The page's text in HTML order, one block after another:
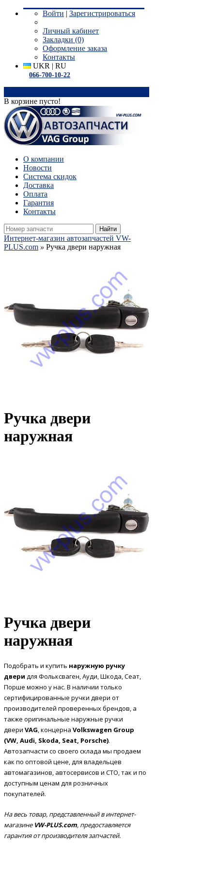
Войти | Зарегистрироваться
Личный кабинет
Закладки (0)
Оформление заказа
Контакты
UKR | RU
066-700-10-22
В корзине пусто!
О компании
Новости
Система скидок
Доставка
Оплата
Гарантия
Контакты
Найти
Интернет-магазин автозапчастей VW-
PLUS.com » Ручка двери наружная
Ручка двери
наружная
Ручка двери
наружная
Подобрать и купить наружную ручку
двери для Фольксваген, Ауди, Шкода, Сеат,
Порше можно у нас. В наличии только
сертифицированные ручки двери от
производителей проверенных брендов, а
также оригинальные наружные ручки
двери VAG , концерна Volkswagen Group
(VW, Audi, Skoda, Seat, Porsche).
Автозапчасти со своего склада мы продаем
как по оптовой цене, для владельцев
автомагазинов, автосервисов и СТО, так и по
доступным ценам для розничных
покупателей.
На весь товар, представленный в интернет-
магазине VW-PLUS.com, предоставляется
гарантия от производителя запчастей.